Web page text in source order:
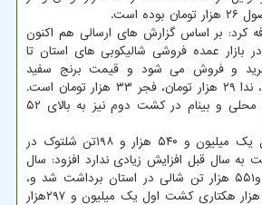
است.
کرد: بر اساس گزارش های ارسالی هم اکنون
عمده فروشی شالیکوبی های استان تا
خرید و فروش می شود و قیمت برنج سفید
شیرودی ۳۲ هزار تومان، ندا ۲۹ هزار تومان، فجر ۳۳ هزار تومان است.
قیمت برنج سفید طارم محلی و بینام در کشت دوم نیز به بالای ۵۲
وی با بیان اینکه امسال یک میلیون و ۵۴۰ هزار و ۱۹۸تن شلتوک در
به سال قبل افزایش زیادی ندارد افزود: سال
قبل حدود یک میلیون و۵۵۱ هزار تن شالی در استان برداشت شد و،
لی امسال از سطح ۲۱۵ هزار هکتاری کشت اول یک میلیون و ۲۹۷هزار